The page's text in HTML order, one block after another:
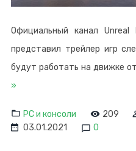
Официальный канал Unreal
представил трейлер игр
будут работать на движке
»
PC и консоли 209
03.01.2021
0